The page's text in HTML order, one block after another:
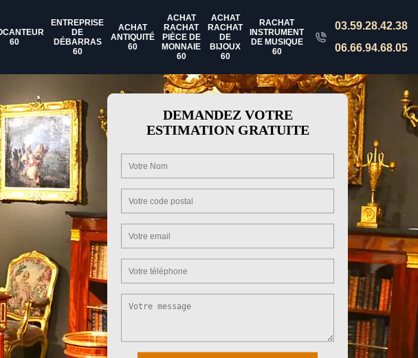
60
ENTREPRISE
DE
DÉBARRAS
60
ACHAT
ANTIQUITÉ
60
ACHAT
RACHAT
PIÈCE DE
MONNAIE
60
ACHAT
RACHAT
DE
BIJOUX
60
RACHAT
INSTRUMENT
DE MUSIQUE
60
03.59.28.42.38
06.66.94.68.05
DEMANDEZ VOTRE
ESTIMATION GRATUITE